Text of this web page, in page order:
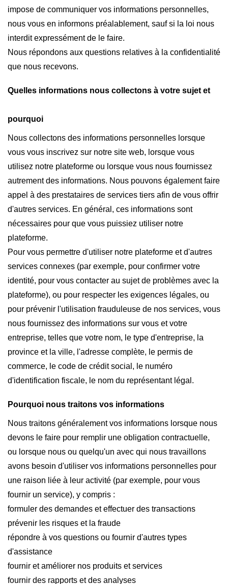
impose de communiquer vos informations personnelles,
nous vous en informons préalablement, sauf si la loi nous
interdit expressément de le faire.
Nous répondons aux questions relatives à la confidentialité
que nous recevons.
Quelles informations nous collectons à votre sujet et
pourquoi
Nous collectons des informations personnelles lorsque
vous vous inscrivez sur notre site web, lorsque vous
utilisez notre plateforme ou lorsque vous nous fournissez
autrement des informations. Nous pouvons également faire
appel à des prestataires de services tiers afin de vous offrir
d'autres services. En général, ces informations sont
nécessaires pour que vous puissiez utiliser notre
plateforme.
Pour vous permettre d'utiliser notre plateforme et d'autres
services connexes (par exemple, pour confirmer votre
identité, pour vous contacter au sujet de problèmes avec la
plateforme), ou pour respecter les exigences légales, ou
pour prévenir l'utilisation frauduleuse de nos services, vous
nous fournissez des informations sur vous et votre
entreprise, telles que votre nom, le type d'entreprise, la
province et la ville, l'adresse complète, le permis de
commerce, le code de crédit social, le numéro
d'identification fiscale, le nom du représentant légal.
Pourquoi nous traitons vos informations
Nous traitons généralement vos informations lorsque nous
devons le faire pour remplir une obligation contractuelle,
ou lorsque nous ou quelqu'un avec qui nous travaillons
avons besoin d'utiliser vos informations personnelles pour
une raison liée à leur activité (par exemple, pour vous
fournir un service), y compris :
formuler des demandes et effectuer des transactions
prévenir les risques et la fraude
répondre à vos questions ou fournir d'autres types
d'assistance
fournir et améliorer nos produits et services
fournir des rapports et des analyses